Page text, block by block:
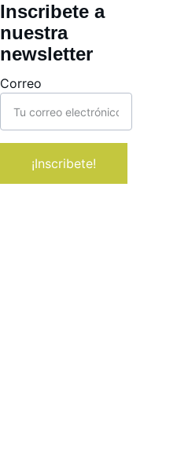
Correo
¡Inscribete!
Inscribete a
nuestra
newsletter